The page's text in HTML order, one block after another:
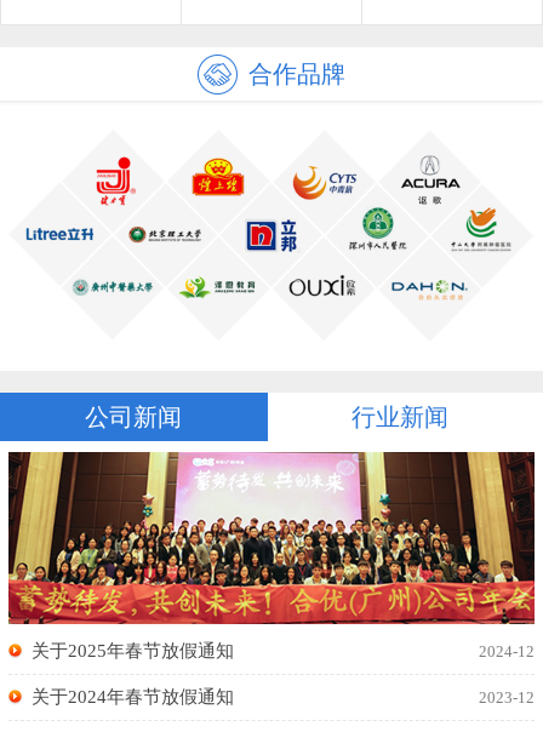
合作品牌
公司新闻 行业新闻
关于2025年春节放假通知 2024-12
关于2024年春节放假通知 2023-12